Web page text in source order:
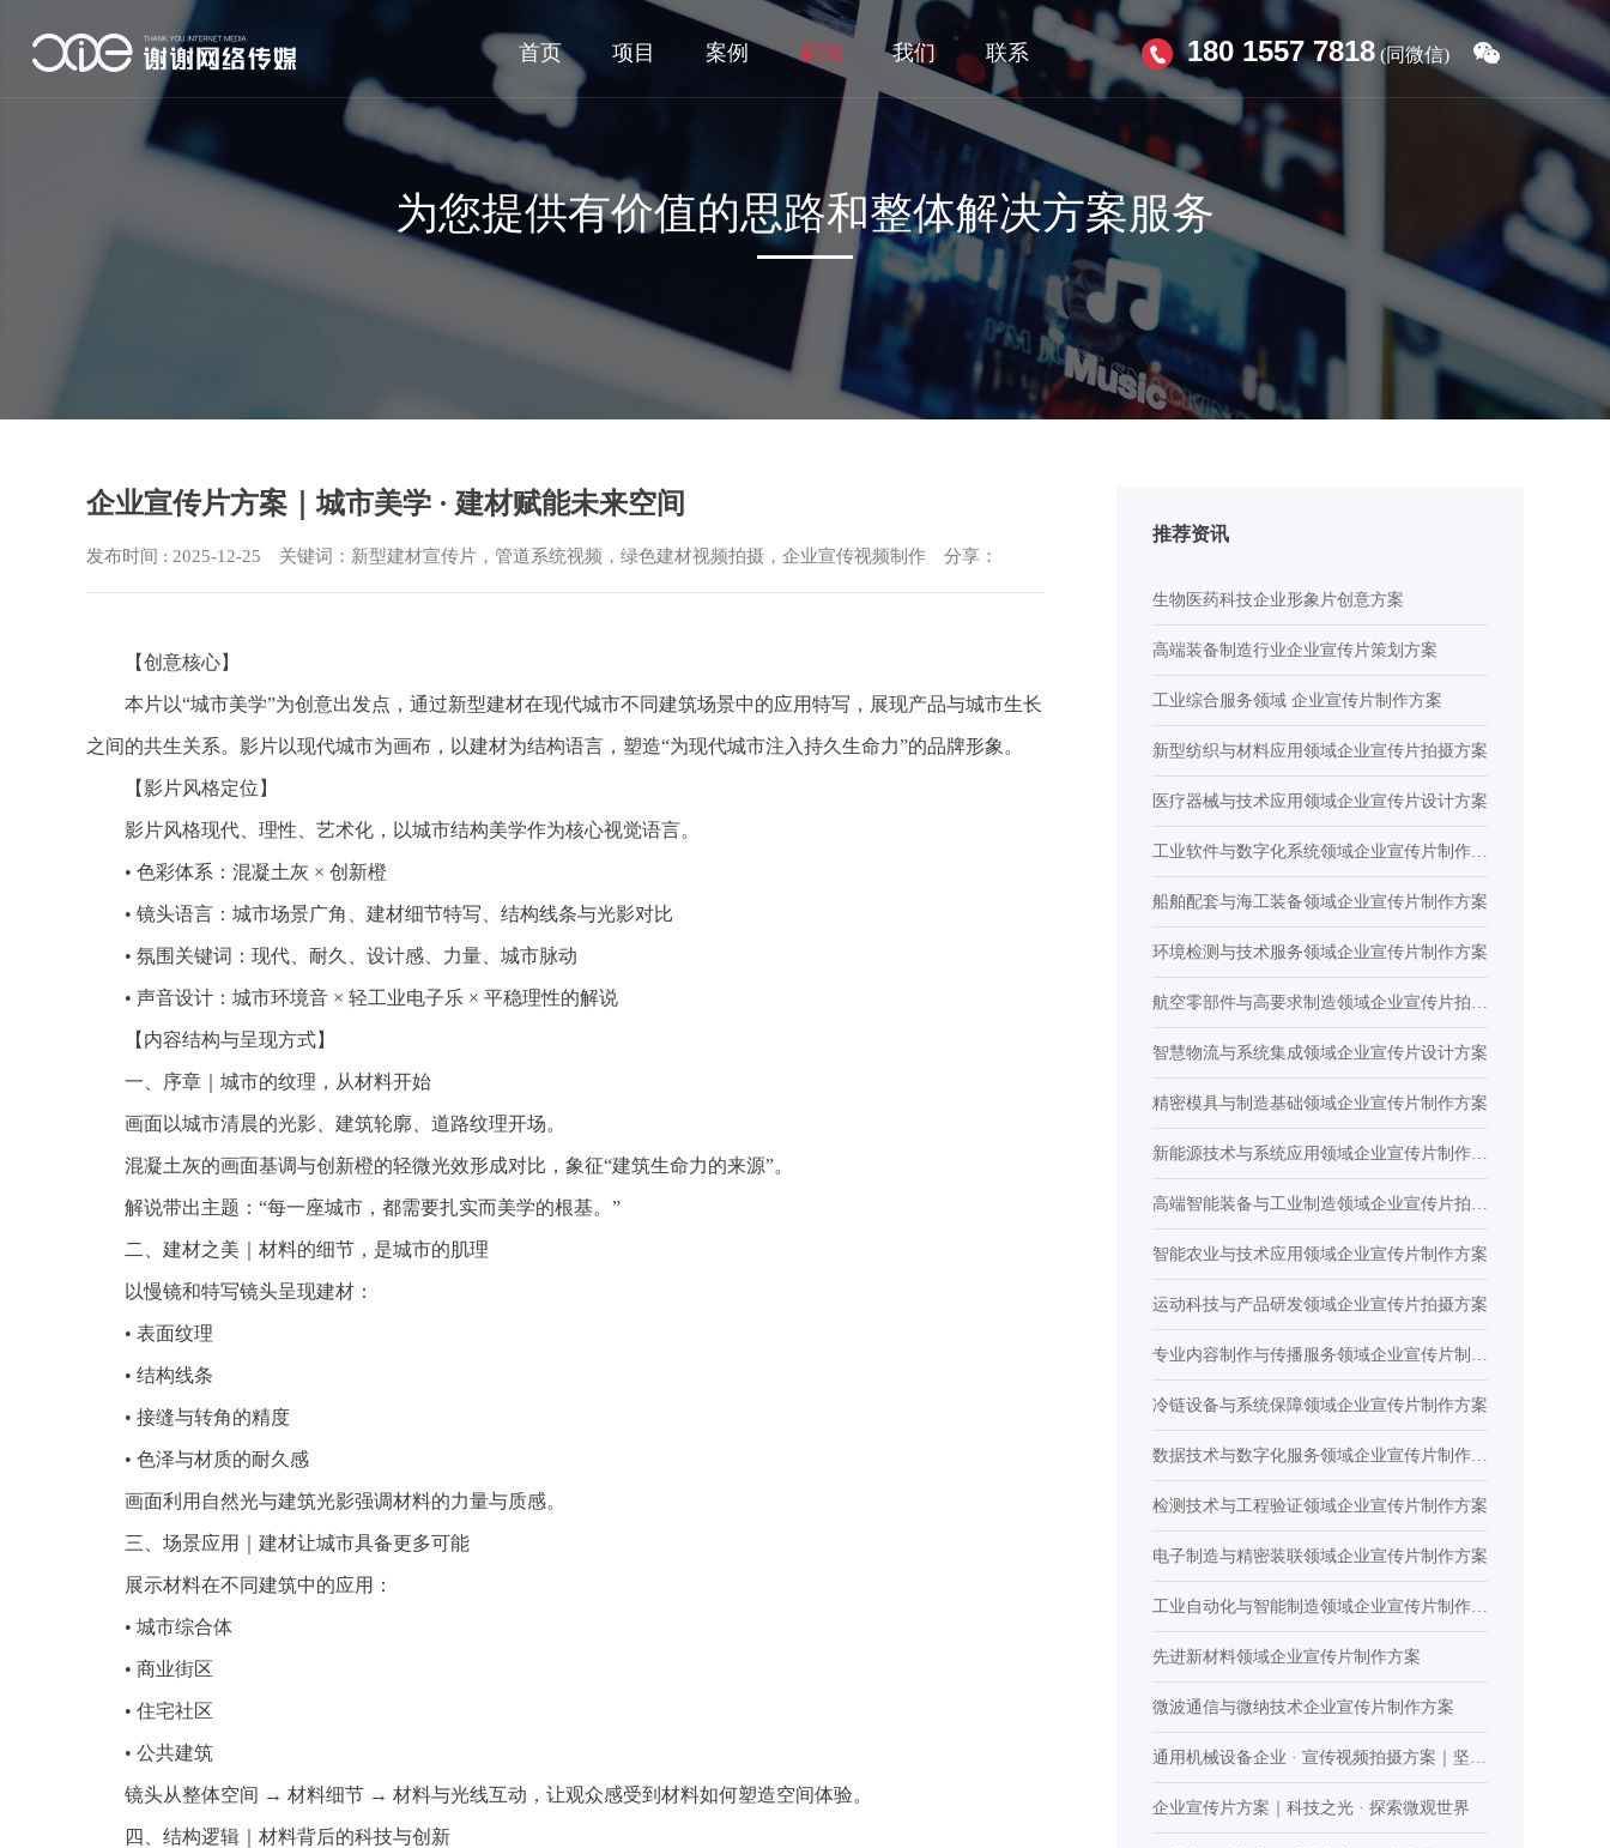
180 1557 7818 (同微信)
首页 项目 案例 新闻 我们 联系
为您提供有价值的思路和整体解决方案服务
企业宣传片方案｜城市美学 · 建材赋能未来空间
发布时间 : 2025-12-25 关键词：新型建材宣传片，管道系统视频，绿色建材视频拍摄，企业宣传视频制作 分享：
【创意核心】
本片以“城市美学”为创意出发点，通过新型建材在现代城市不同建筑场景中的应用特写，展现产品与城市生长
之间的共生关系。影片以现代城市为画布，以建材为结构语言，塑造“为现代城市注入持久生命力”的品牌形象。
【影片风格定位】
影片风格现代、理性、艺术化，以城市结构美学作为核心视觉语言。
• 色彩体系：混凝土灰 × 创新橙
• 镜头语言：城市场景广角、建材细节特写、结构线条与光影对比
• 氛围关键词：现代、耐久、设计感、力量、城市脉动
• 声音设计：城市环境音 × 轻工业电子乐 × 平稳理性的解说
【内容结构与呈现方式】
一、序章｜城市的纹理，从材料开始
画面以城市清晨的光影、建筑轮廓、道路纹理开场。
混凝土灰的画面基调与创新橙的轻微光效形成对比，象征“建筑生命力的来源”。
解说带出主题：“每一座城市，都需要扎实而美学的根基。”
二、建材之美｜材料的细节，是城市的肌理
以慢镜和特写镜头呈现建材：
• 表面纹理
• 结构线条
• 接缝与转角的精度
• 色泽与材质的耐久感
画面利用自然光与建筑光影强调材料的力量与质感。
三、场景应用｜建材让城市具备更多可能
展示材料在不同建筑中的应用：
• 城市综合体
• 商业街区
• 住宅社区
• 公共建筑
镜头从整体空间 → 材料细节 → 材料与光线互动，让观众感受到材料如何塑造空间体验。
四、结构逻辑｜材料背后的科技与创新
推荐资讯
生物医药科技企业形象片创意方案
高端装备制造行业企业宣传片策划方案
工业综合服务领域 企业宣传片制作方案
新型纺织与材料应用领域企业宣传片拍摄方案
医疗器械与技术应用领域企业宣传片设计方案
工业软件与数字化系统领域企业宣传片制作方
案
船舶配套与海工装备领域企业宣传片制作方案
环境检测与技术服务领域企业宣传片制作方案
航空零部件与高要求制造领域企业宣传片拍摄
方案
智慧物流与系统集成领域企业宣传片设计方案
精密模具与制造基础领域企业宣传片制作方案
新能源技术与系统应用领域企业宣传片制作方
案
高端智能装备与工业制造领域企业宣传片拍摄
方案
智能农业与技术应用领域企业宣传片制作方案
运动科技与产品研发领域企业宣传片拍摄方案
专业内容制作与传播服务领域企业宣传片制作
方案
冷链设备与系统保障领域企业宣传片制作方案
数据技术与数字化服务领域企业宣传片制作方
案
检测技术与工程验证领域企业宣传片制作方案
电子制造与精密装联领域企业宣传片制作方案
工业自动化与智能制造领域企业宣传片制作方
案
先进新材料领域企业宣传片制作方案
微波通信与微纳技术企业宣传片制作方案
通用机械设备企业 · 宣传视频拍摄方案｜坚实
力量
企业宣传片方案｜科技之光 · 探索微观世界